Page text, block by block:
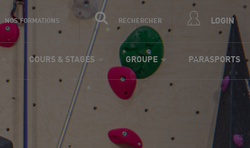
NOS FORMATIONS RECHERCHER LOGIN
COURS & STAGES GROUPE PARASPORTS